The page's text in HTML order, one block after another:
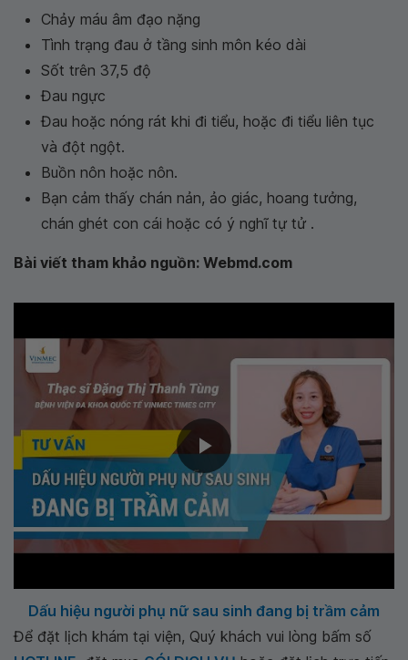
Chảy máu âm đạo nặng
Tình trạng đau ở tầng sinh môn kéo dài
Sốt trên 37,5 độ
Đau ngực
Đau hoặc nóng rát khi đi tiểu, hoặc đi tiểu liên tục
và đột ngột.
Buồn nôn hoặc nôn.
Bạn cảm thấy chán nản, ảo giác, hoang tưởng,
chán ghét con cái hoặc có ý nghĩ tự tử .
Bài viết tham khảo nguồn: Webmd.com
Dấu hiệu người phụ nữ sau sinh đang bị trầm cảm
Để đặt lịch khám tại viện, Quý khách vui lòng bấm số